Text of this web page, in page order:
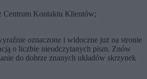
Centrum Kontaktu Klientów;
oznaczone i widoczne już na stronie
o liczbie nieodczytanych pism. Znów
do dobrze znanych układów skrzynek